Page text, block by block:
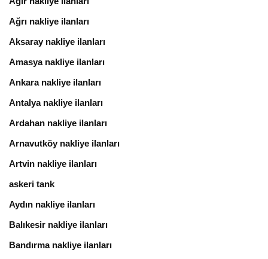
Ağrı nakliye ilanları
Aksaray nakliye ilanları
Amasya nakliye ilanları
Ankara nakliye ilanları
Antalya nakliye ilanları
Ardahan nakliye ilanları
Arnavutköy nakliye ilanları
Artvin nakliye ilanları
askeri tank
Aydın nakliye ilanları
Balıkesir nakliye ilanları
Bandırma nakliye ilanları